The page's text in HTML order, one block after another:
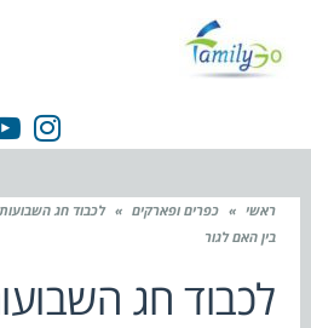
ראשי » כפרים ופארקים » לכבוד חג
בין האם לגור
לכבוד חג